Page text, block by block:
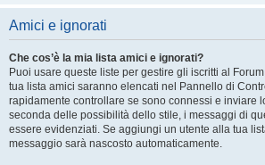
Amici e ignorati
Che cos’è la mia lista amici e ignorati?
Puoi usare queste liste per gestire gli iscritti al
tua lista amici saranno elencati nel Pannello di
rapidamente controllare se sono connessi e inviare
seconda delle possibilità dello stile, i messaggi di
essere evidenziati. Se aggiungi un utente alla tua
messaggio sarà nascosto automaticamente.